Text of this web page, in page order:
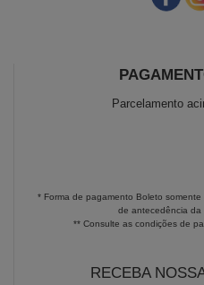
Parcelamento
* Forma de pagamento Boleto
de antecedência da
** Consulte as condições de
RECEBA